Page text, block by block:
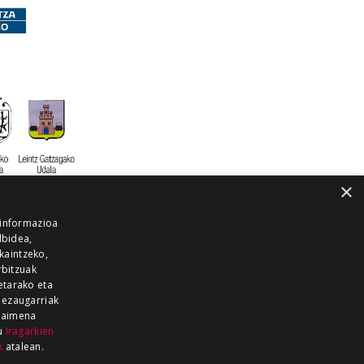
GUKA
×
eta
Iragarkien
atalean.